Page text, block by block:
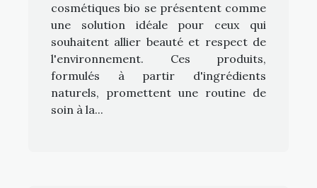
cosmétiques bio se présentent comme
une solution idéale pour ceux qui
souhaitent allier beauté et respect de
l'environnement. Ces produits,
formulés à partir d'ingrédients
naturels, promettent une routine de
soin à la...